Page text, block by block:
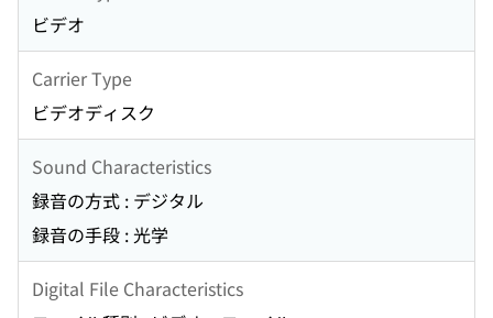
ビデオ
Carrier Type
ビデオディスク
Sound Characteristics
録音の方式 : デジタル
録音の手段 : 光学
Digital File Characteristics